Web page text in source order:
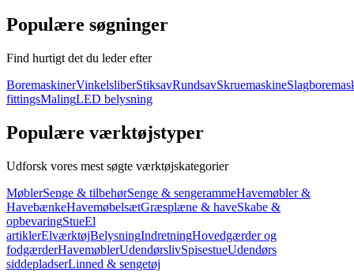
Populære søgninger
Find hurtigt det du leder efter
BoremaskinerVinkelsliberStiksavRundsavSkruemaskine
fittingsMalingLED belysning
Populære værktøjstyper
Udforsk vores mest søgte værktøjskategorier
MøblerSenge & tilbehørSenge & sengerammeHavemøbler &
HavebænkeHavemøbelsætGræsplæne & haveSkabe &
opbevaringStueEl
artiklerElværktøjBelysningIndretningHovedgærder og
fodgærderHavemøblerUdendørslivSpisestueUdendørs
siddepladserLinned & sengetøj